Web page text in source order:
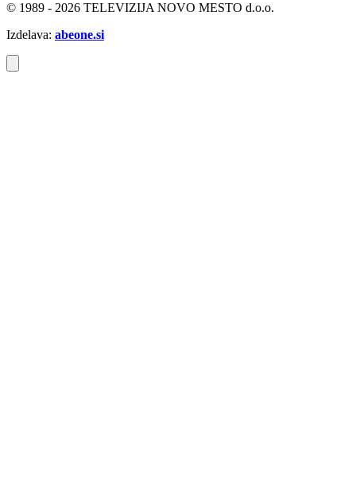
© 1989 - 2026 TELEVIZIJA NOVO MESTO d.o.o.
Izdelava: abeone.si